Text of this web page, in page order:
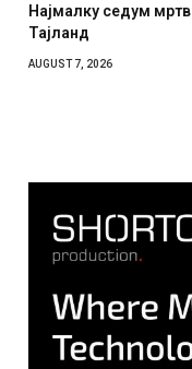
Најмалку седум
Тајланд
AUGUST 7, 2026